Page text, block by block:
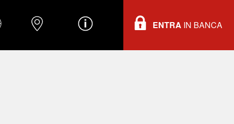
ENTRA IN BANCA